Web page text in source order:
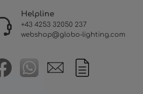
Helpline
+43 4253 32050 237
webshop@globo-lighting.com